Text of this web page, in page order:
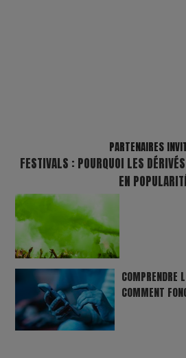
PARTENAIRES
FESTIVALS : POURQUOI LES
EN
COMPRENDRE
COMMENT